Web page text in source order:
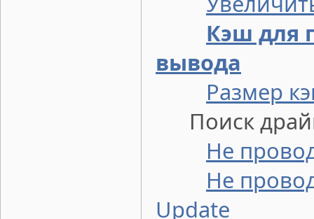
Кэш для
вывода
Размер
Поиск
Не
Не
Update